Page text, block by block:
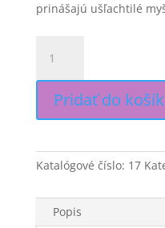
prinášajú ušľachtilé
SET
KVINTESENCOVÝCH
TESTÉROV,
Pridať do
Katalógové číslo: 17
Popis